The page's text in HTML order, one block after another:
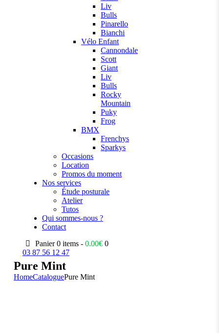
Liv
Bulls
Pinarello
Bianchi
Vélo Enfant
Cannondale
Scott
Giant
Liv
Bulls
Rocky
Mountain
Puky
Frog
BMX
Frenchys
Sparkys
Occasions
Location
Promos du moment
Nos services
Étude posturale
Atelier
Tutos
Qui sommes-nous ?
Contact
Panier 0 items -0.00€ 0
03 87 56 12 47
Pure Mint
HomeCataloguePure Mint